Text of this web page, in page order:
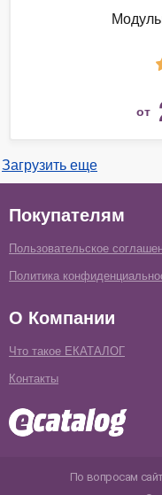
от
Загрузить еще
Покупателям
Пользовательское
Политика
О Компании
Что такое ЕКАТАЛОГ
Контакты
По вопросам